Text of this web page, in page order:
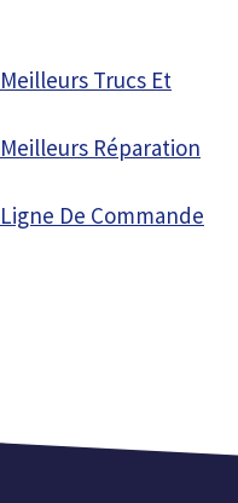
Trucs Et
Réparation
De Commande